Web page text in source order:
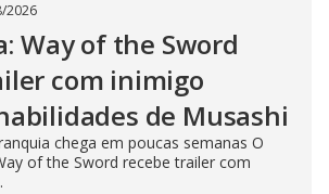
2026
Way of the Sword
com inimigo
de Musashi
chega em poucas semanas O
of the Sword recebe trailer com